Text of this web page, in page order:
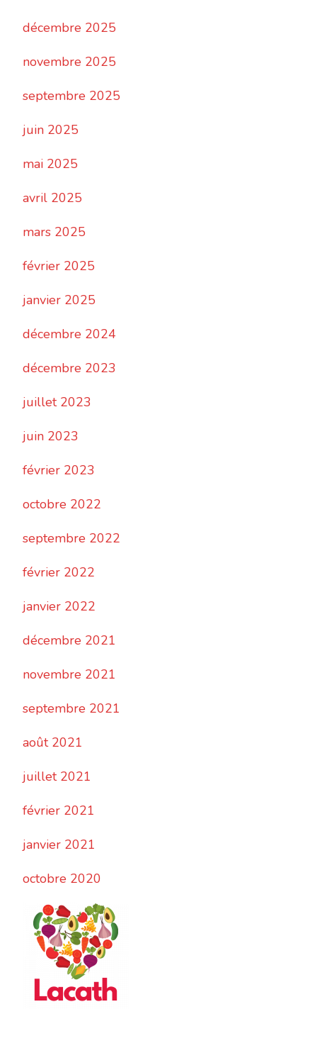
décembre 2025
novembre 2025
septembre 2025
juin 2025
mai 2025
avril 2025
mars 2025
février 2025
janvier 2025
décembre 2024
décembre 2023
juillet 2023
juin 2023
février 2023
octobre 2022
septembre 2022
février 2022
janvier 2022
décembre 2021
novembre 2021
septembre 2021
août 2021
juillet 2021
février 2021
janvier 2021
octobre 2020